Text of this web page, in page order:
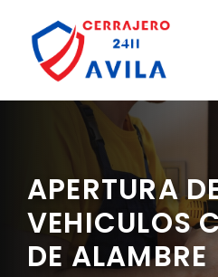
contenido
APERTURA
VEHICULOS
DE ALAMBRE